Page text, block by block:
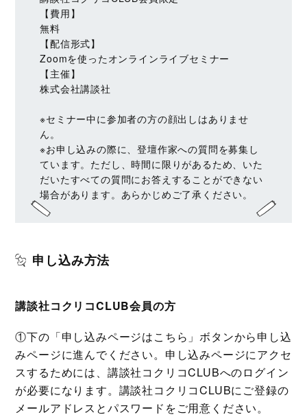
【費用】
無料
【配信形式】
Zoomを使ったオンラインライブセミナー
【主催】
株式会社講談社
※セミナー中に参加者の方の顔出しはありませ
ん。
※お申し込みの際に、登壇作家への質問を募集し
ています。ただし、時間に限りがあるため、いた
だいたすべての質問にお答えすることができない
場合があります。あらかじめご了承ください。
申し込み方法
講談社コクリコCLUB会員の方
①下の「申し込みページはこちら」ボタンから申し込
みページに進んでください。申し込みページにアクセ
スするためには、講談社コクリコCLUBへのログイン
が必要になります。講談社コクリコCLUBにご登録の
メールアドレスとパスワードをご用意ください。